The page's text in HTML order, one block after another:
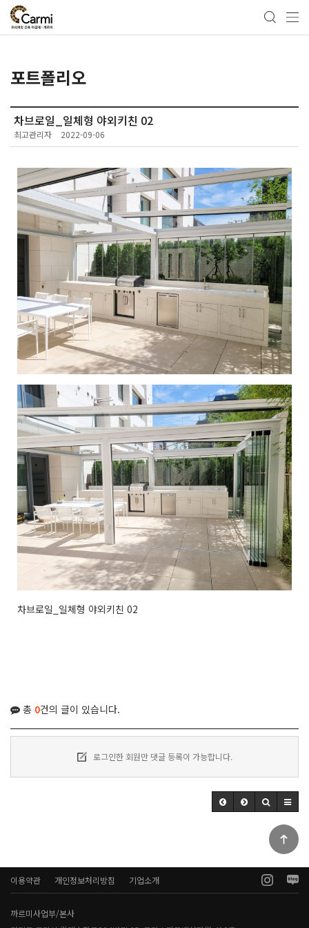
포트폴리오
차브로일_일체형 야외키친 02
최고관리자 2022-09-06
차브로일_일체형 야외키친 02
총 0건의 글이 있습니다.
로그인한 회원만 댓글 등록이 가능합니다.
이용약관 개인정보처리방침 기업소개
까르미사업부/본사